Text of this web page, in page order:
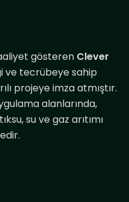
gösteren Clever
ve tecrübeye sahip
projeye imza atmıştır.
alanlarında,
su ve gaz arıtımı